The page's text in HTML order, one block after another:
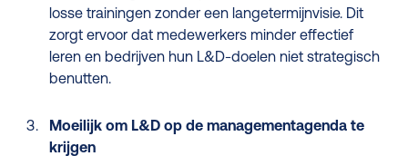
losse trainingen zonder een langetermijnvisie. Dit
zorgt ervoor dat medewerkers minder effectief
leren en bedrijven hun L&D-doelen niet strategisch
benutten.
Moeilijk om L&D op de managementagenda te
krijgen